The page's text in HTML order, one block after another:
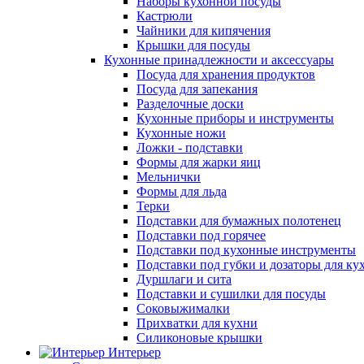
Кастрюли
Чайники для кипячения
Крышки для посуды
Кухонные принадлежности и аксессуары
Посуда для хранения продуктов
Посуда для запекания
Разделочные доски
Кухонные приборы и инструменты
Кухонные ножи
Ложки - подставки
Формы для жарки яиц
Мельнички
Формы для льда
Терки
Подставки для бумажных полотенец
Подставки под горячее
Подставки под кухонные инструменты
Подставки под губки и дозаторы для
Дуршлаги и сита
Подставки и сушилки для посуды
Соковыжималки
Прихватки для кухни
Силиконовые крышки
Интерьер